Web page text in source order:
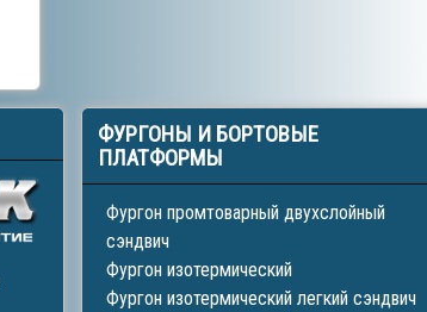
ФУРГОНЫ И БОРТОВЫЕ
ПЛАТФОРМЫ
Фургон промтоварный двухслойный
сэндвич
Фургон изотермический
Фургон изотермический легкий сэндвич